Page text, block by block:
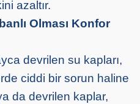
azaltır.
Olması Konfor
devrilen su kapları,
ciddi bir sorun haline
da devrilen kaplar,